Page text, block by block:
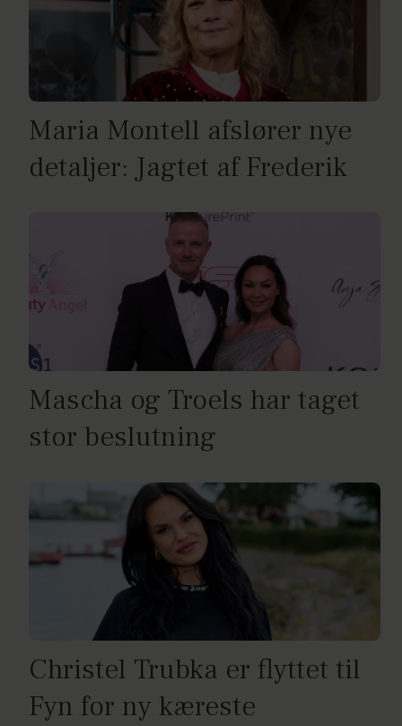
Maria Montell afslører nye
detaljer: Jagtet af Frederik
Mascha og Troels har taget
stor beslutning
Christel Trubka er flyttet til
Fyn for ny kæreste